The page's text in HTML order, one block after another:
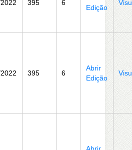
395 6
Edição
395 6
Abrir
Edição